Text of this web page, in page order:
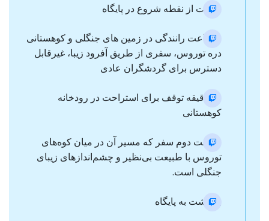
حرکت از نقطه شروع در پایگاه
۱ ساعت رانندگی در زمین های جنگلی و کوهستانی
دره توروس، سفری از طریق آفرود زیبا، غیرقابل
دسترس برای گردشگران عادی
۲۰ دقیقه توقف برای استراحت در رودخانه
کوهستانی
قسمت دوم سفر که مسیر آن در میان کوه‌های
توروس با طبیعت بی‌نظیر و چشم‌اندازهای زیبای
جنگلی است.
بازگشت به پایگاه